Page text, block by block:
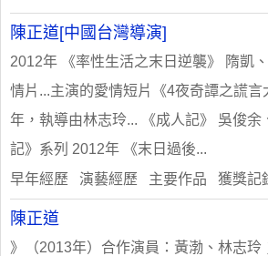
陳正道[中國台灣導演]
2012年 《率性生活之末日逆襲》 隋凱
情片...主演的愛情短片《4夜奇譚之謊言
年，執導由林志玲... 《成人記》 吳俊余
記》系列 2012年 《末日過後...
早年經歷 演藝經歷 主要作品 獲獎記
陳正道
》（2013年）合作演員：黃渤、林志玲